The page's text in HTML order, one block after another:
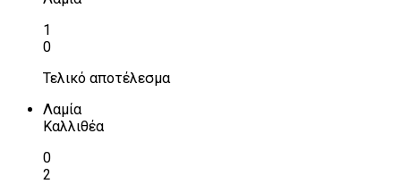
1
0
Τελικό αποτέλεσμα
Λαμία
Καλλιθέα
0
2